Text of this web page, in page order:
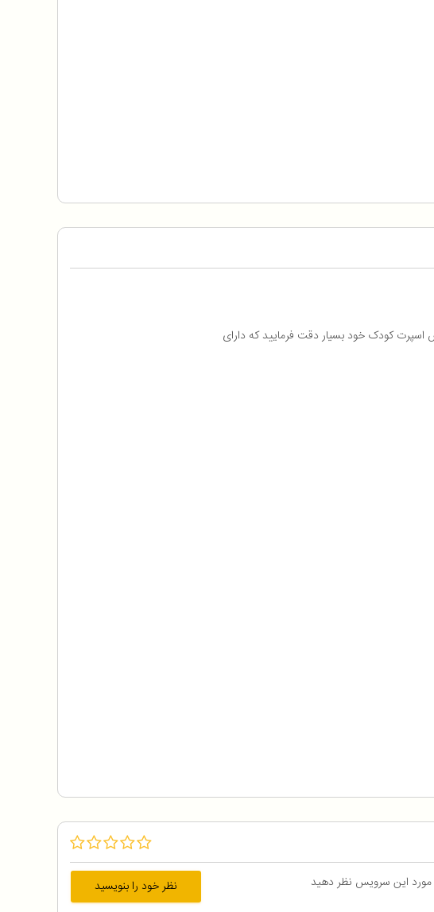
اسپرت کودک خود بسیار دقت فرمایید که دارای
مورد این سرویس نظر دهید
نظر خود را بنویسید